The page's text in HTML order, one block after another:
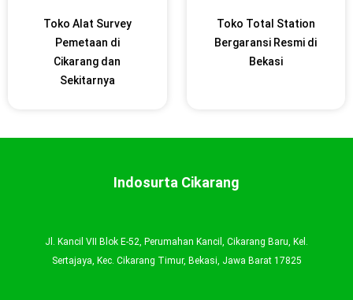
Toko Alat Survey
Pemetaan di
Cikarang dan
Sekitarnya
Toko Total Station
Bergaransi Resmi di
Bekasi
Indosurta Cikarang
Jl. Kancil VII Blok E-52, Perumahan Kancil, Cikarang Baru, Kel.
Sertajaya, Kec. Cikarang Timur, Bekasi, Jawa Barat 17825